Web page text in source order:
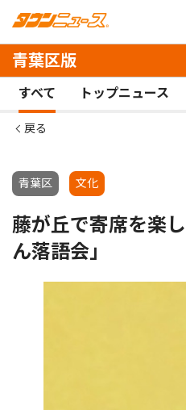
青葉区版
すべて トップニュース
戻る
青葉区 文化
藤が丘で寄席を楽
ん落語会」